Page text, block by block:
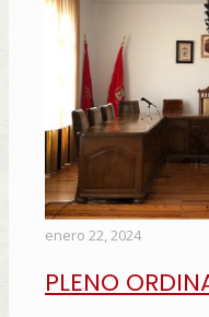
enero 22, 2024
PLENO